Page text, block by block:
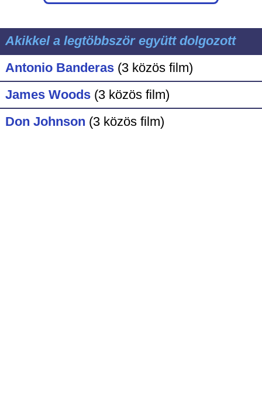
Akikkel a legtöbbször együtt dolgozott
Antonio Banderas (3 közös film)
James Woods (3 közös film)
Don Johnson (3 közös film)